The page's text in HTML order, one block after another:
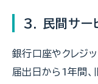
3. 民間サー
銀行口座やクレジ
届出日から1年間